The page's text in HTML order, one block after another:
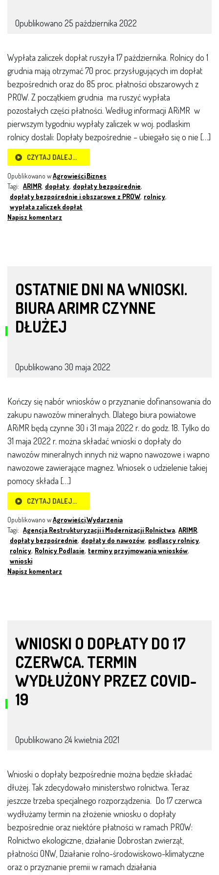
Opublikowano 25 października 2022
Wypłata zaliczek dopłat ruszyła 17 października. Rolnicy do 1
grudnia mają otrzymać 70 proc. przysługujących im dopłat
bezpośrednich oraz do 85 proc. płatności obszarowych z
PROW. Z początkiem grudnia ma ruszyć wypłata
pozostałych części płatności. Według informacji ARiMR w
pierwszym tygodniu wypłaty zaliczek w woj. podlaskim
rolnicy dostali: Dopłaty bezpośrednie – ubiegało się o nie […]
CZYTAJ DALEJ…
Opublikowano wAgrowieści,Biznes
Tagi: ARIMR, dopłaty, dopłaty bezpośrednie,
dopłaty bezpośrednie i obszarowe z PROW, rolnicy,
wypłata zaliczek dopłat
Napisz komentarz
OSTATNIE DNI NA WNIOSKI.
BIURA ARIMR CZYNNE
DŁUŻEJ
Opublikowano 30 maja 2022
Kończy się nabór wniosków o przyznanie dofinansowania do
zakupu nawozów mineralnych. Dlatego biura powiatowe
ARiMR będą czynne 30 i 31 maja 2022 r. do godz. 18. Tylko do
31 maja 2022 r. można składać wnioski o dopłaty do
nawozów mineralnych innych niż wapno nawozowe i wapno
nawozowe zawierające magnez. Wniosek o udzielenie takiej
pomocy składa […]
CZYTAJ DALEJ…
Opublikowano wAgrowieści,Wydarzenia
Tagi: Agencja Restrukturyzacji i Modernizacji Rolnictwa, ARIMR,
dopłaty bezpośrednie, dopłaty do nawozów, podlascy rolnicy,
rolnicy, Rolnicy Podlasie, terminy przyjmowania wniosków,
wnioski
Napisz komentarz
WNIOSKI O DOPŁATY DO 17
CZERWCA. TERMIN
WYDŁUŻONY PRZEZ COVID-
19
Opublikowano 24 kwietnia 2021
Wnioski o dopłaty bezpośrednie można będzie składać
dłużej. Tak zdecydowało ministerstwo rolnictwa. Teraz
jeszcze trzeba specjalnego rozporządzenia. Do 17 czerwca
wydłużamy termin na złożenie wniosku o dopłaty
bezpośrednie oraz niektóre płatności w ramach PROW:
Rolnictwo ekologiczne, działanie Dobrostan zwierząt,
płatności ONW, Działanie rolno-środowiskowo-klimatyczne
oraz o przyznanie premii w ramach działania